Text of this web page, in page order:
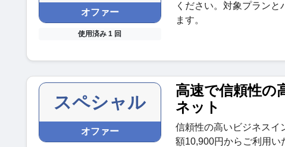
オファー
使用済み 1 回
ください。対象プランと
ます。
スペシャル
オファー
高速で信頼性の
ネット
信頼性の高いビジネスイ
額10,900円からご利用い